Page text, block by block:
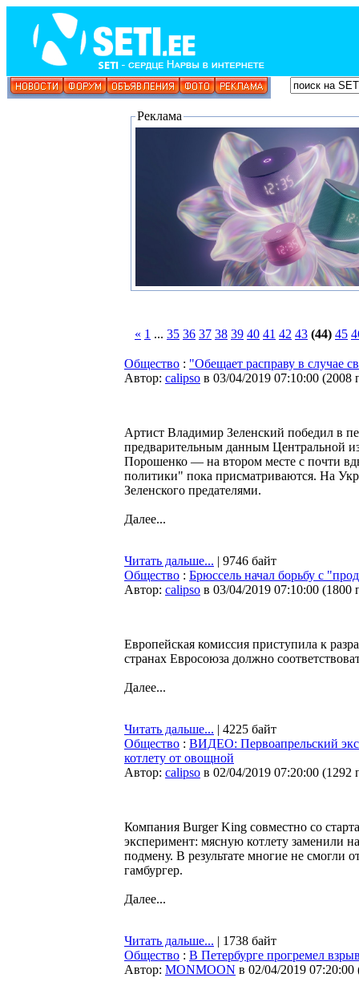
Реклама
« 1 ... 35 36 37 38 39 40 41 42 43 (44) 45
Общество : "Обещает расправу в случае
Автор: calipso в 03/04/2019 07:10:00 (2008
Артист Владимир Зеленский победил в
предварительным данным Центральной
Порошенко — на втором месте с почти
политики" пока присматриваются. На
Зеленского предателями.
Далее...
Читать дальше... | 9746 байт
Общество : Брюссель начал борьбу с
Автор: calipso в 03/04/2019 07:10:00 (1800
Европейская комиссия приступила к
странах Евросоюза должно
Далее...
Читать дальше... | 4225 байт
Общество : ВИДЕО: Первоапрельский
котлету от овощной
Автор: calipso в 02/04/2019 07:20:00 (1292
Компания Burger King совместно со
эксперимент: мясную котлету заменили
подмену. В результате многие не смогли
гамбургер.
Далее...
Читать дальше... | 1738 байт
Общество : В Петербурге прогремел
Автор: MONMOON в 02/04/2019 07:20:00